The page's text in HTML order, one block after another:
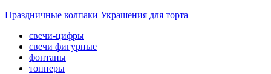
Праздничные колпаки Украшения для торта
свечи-цифры
свечи фигурные
фонтаны
топперы